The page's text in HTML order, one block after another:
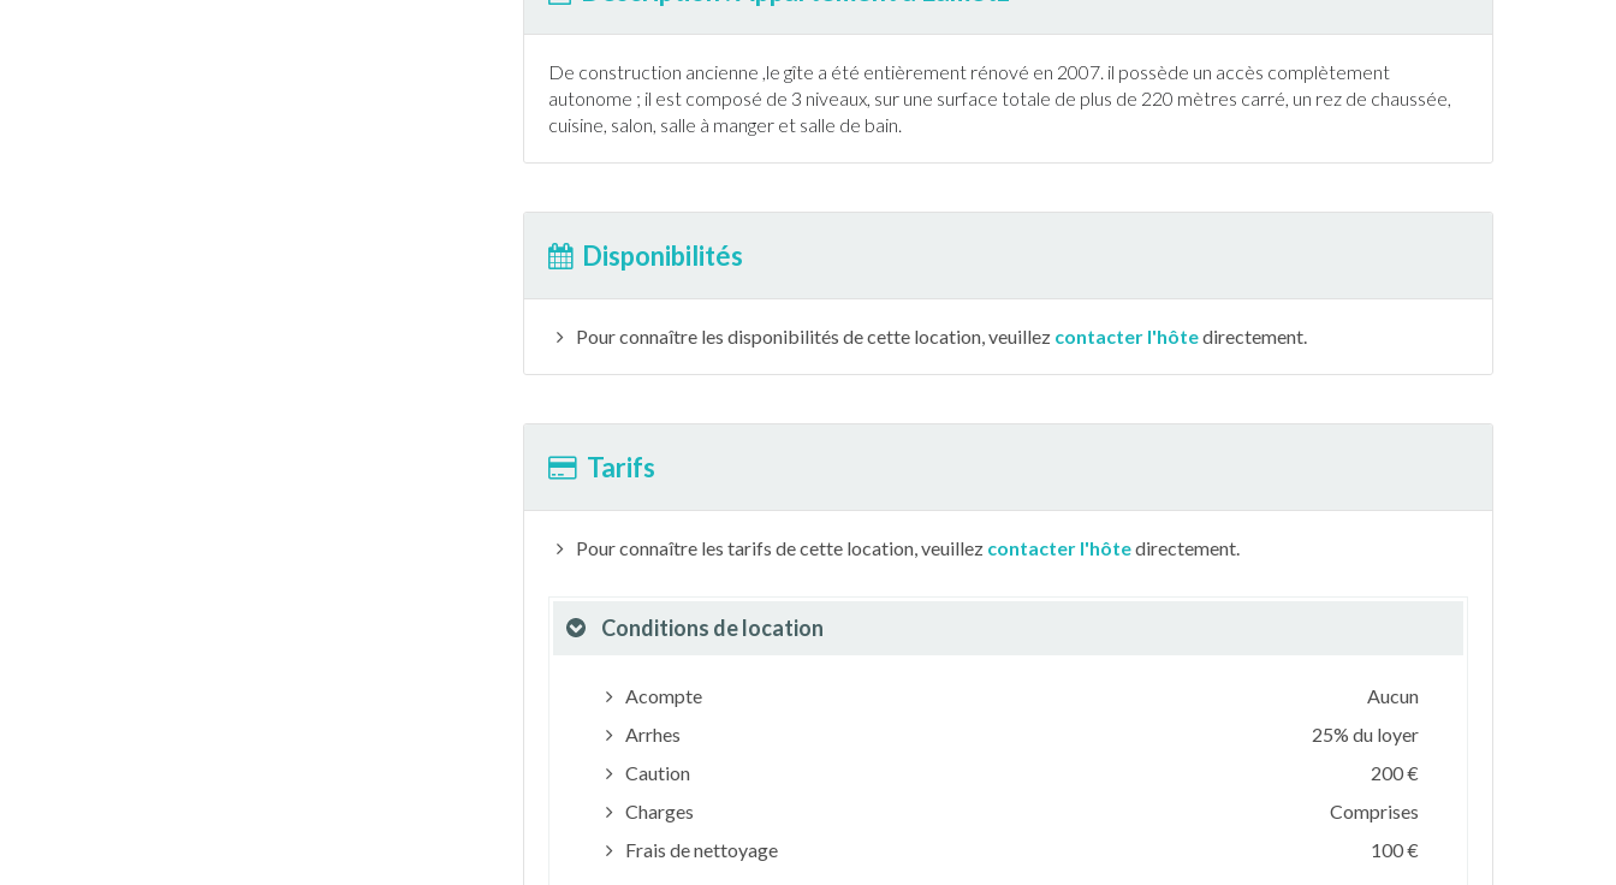
De construction ancienne ,le gîte a été entièrement rénové en 2007. il possède un accès complètement
autonome ; il est composé de 3 niveaux, sur une surface totale de plus de 220 mètres carré, un rez de chaussée,
cuisine, salon, salle à manger et salle de bain.
Disponibilités
Pour connaître les disponibilités de cette location, veuillez contacter l'hôtedirectement.
Tarifs
Pour connaître les tarifs de cette location, veuillez contacter l'hôtedirectement.
Conditions de location
Acompte
Aucun
Arrhes
25% du loyer
Caution
200 €
Charges
Comprises
Frais de nettoyage
100 €